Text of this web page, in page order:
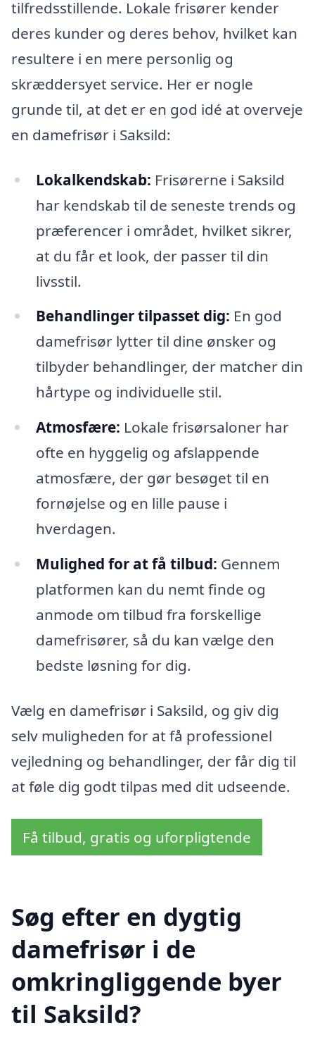
tilfredsstillende. Lokale frisører kender
deres kunder og deres behov, hvilket kan
resultere i en mere personlig og
skræddersyet service. Her er nogle
grunde til, at det er en god idé at overveje
en damefrisør i Saksild:
Lokalkendskab: Frisørerne i Saksild
har kendskab til de seneste trends og
præferencer i området, hvilket sikrer,
at du får et look, der passer til din
livsstil.
Behandlinger tilpasset dig: En god
damefrisør lytter til dine ønsker og
tilbyder behandlinger, der matcher din
hårtype og individuelle stil.
Atmosfære: Lokale frisørsaloner har
ofte en hyggelig og afslappende
atmosfære, der gør besøget til en
fornøjelse og en lille pause i
hverdagen.
Mulighed for at få tilbud: Gennem
platformen kan du nemt finde og
anmode om tilbud fra forskellige
damefrisører, så du kan vælge den
bedste løsning for dig.
Vælg en damefrisør i Saksild, og giv dig
selv muligheden for at få professionel
vejledning og behandlinger, der får dig til
at føle dig godt tilpas med dit udseende.
Få tilbud, gratis og uforpligtende
Søg efter en dygtig
damefrisør i de
omkringliggende byer
til Saksild?